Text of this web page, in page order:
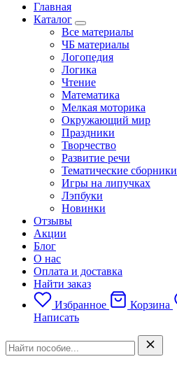
Главная
Каталог
Все материалы
ЧБ материалы
Логопедия
Логика
Чтение
Математика
Мелкая моторика
Окружающий мир
Праздники
Творчество
Развитие речи
Тематические сборники
Игры на липучках
Лэпбуки
Новинки
Отзывы
Акции
Блог
О нас
Оплата и доставка
Найти заказ
Избранное
Корзина
Написать